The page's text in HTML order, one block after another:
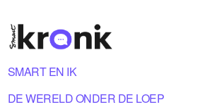
SMART EN IK
DE WERELD ONDER DE LOEP